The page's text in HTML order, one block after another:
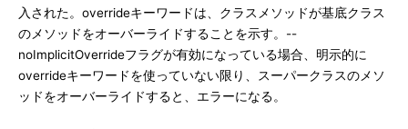
入された。overrideキーワードは、クラスメソッドが基底クラス
のメソッドをオーバーライドすることを示す。--
noImplicitOverrideフラグが有効になっている場合、明示的に
overrideキーワードを使っていない限り、スーパークラスのメソ
ッドをオーバーライドすると、エラーになる。